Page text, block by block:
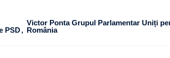
PSD
Victor Ponta Grupul Parlamentar Uniți
România